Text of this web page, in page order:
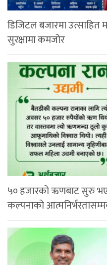
डिजिटल बजारमा उत्साहित
सुरक्षामा कमजोर
५० हजारको ऋणबाट सुरु
कल्पनाको